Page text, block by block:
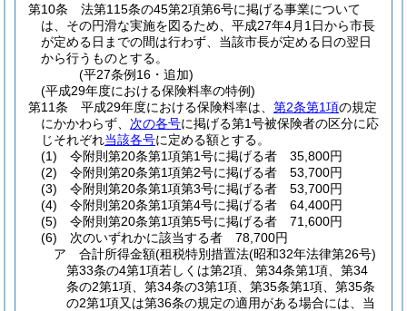
第10条
法第115条の45第2項第6号に掲げる事業について
は、その円滑な実施を図るため、平成27年4月1日から市長
が定める日までの間は行わず、当該市長が定める日の翌日
から行うものとする。
(平27条例16・追加)
(平成29年度における保険料率の特例)
第11条
平成29年度における保険料率は、 第2条第1項の規定
にかかわらず、 次の各号に掲げる第1号被保険者の区分に応
じそれぞれ当該各号に定める額とする。
(1)
令附則第20条第1項第1号に掲げる者 35,800円
(2)
令附則第20条第1項第2号に掲げる者 53,700円
(3)
令附則第20条第1項第3号に掲げる者 53,700円
(4)
令附則第20条第1項第4号に掲げる者 64,400円
(5)
令附則第20条第1項第5号に掲げる者 71,600円
(6)
次のいずれかに該当する者 78,700円
ア
合計所得金額(租税特別措置法(昭和32年法律第26号)
第33条の4第1項若しくは第2項、第34条第1項、第34
条の2第1項、第34条の3第1項、第35条第1項、第35条
の2第1項又は第36条の規定の適用がある場合には、当